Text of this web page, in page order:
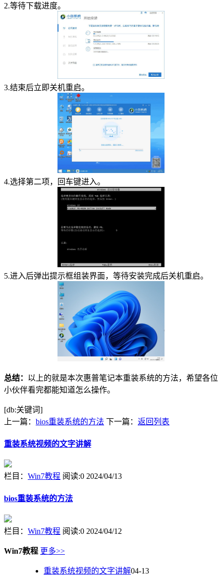
2.等待下载进度。
3.结束后立即关机重启。
4.选择第二项，回车键进入。
5.进入后弹出提示框组装界面，等待安装完成后关机重启。
总结： 以上的就是本次惠普笔记本重装系统的方法，希望各位
小伙伴看完都能知道怎么操作。
[db:关键词]
上一篇： bios重装系统的方法 下一篇： 返回列表
重装系统视频的文字讲解
栏目： Win7教程 阅读:0 2024/04/13
bios重装系统的方法
栏目： Win7教程 阅读:0 2024/04/12
Win7教程 更多>>
重装系统视频的文字讲解04-13